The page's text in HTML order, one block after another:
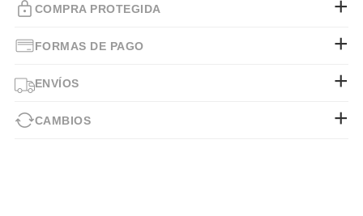
COMPRA PROTEGIDA
FORMAS DE PAGO
ENVÍOS
CAMBIOS